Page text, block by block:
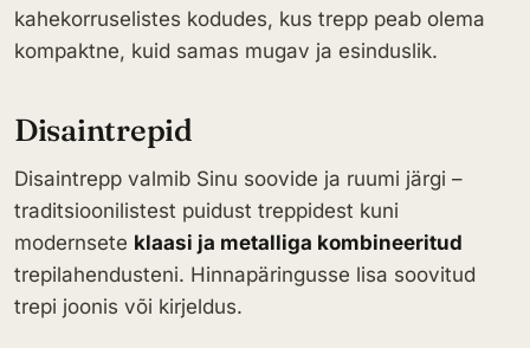
kahekorruselistes kodudes, kus trepp peab olema
kompaktne, kuid samas mugav ja esinduslik.
Disaintrepid
Disaintrepp valmib Sinu soovide ja ruumi järgi –
traditsioonilistest puidust treppidest kuni
modernsete klaasi ja metalliga kombineeritud
trepilahendusteni. Hinnapäringusse lisa soovitud
trepi joonis või kirjeldus.